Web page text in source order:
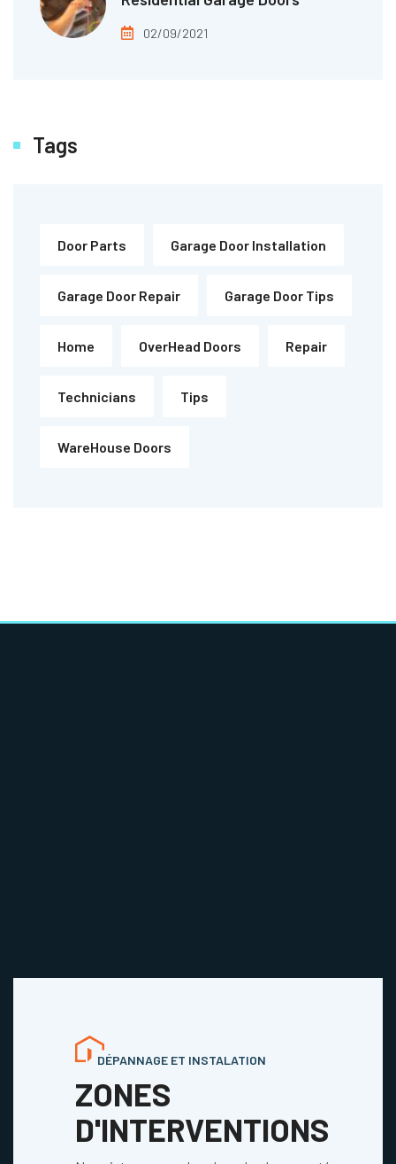
02/09/2021
Tags
Door Parts Garage Door Installation
Garage Door Repair Garage Door Tips
Home OverHead Doors Repair
Technicians Tips
WareHouse Doors
DÉPANNAGE ET INSTALATION
ZONES
D'INTERVENTIONS